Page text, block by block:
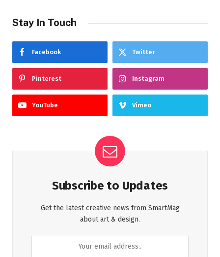
Stay In Touch
Facebook Twitter
Pinterest Instagram
YouTube Vimeo
Subscribe to Updates
Get the latest creative news from SmartMag
about art & design.